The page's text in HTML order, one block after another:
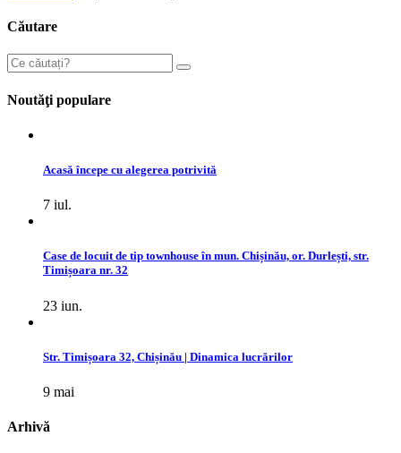
Căutare
Noutăţi populare
Acasă începe cu alegerea potrivită
7 iul.
Case de locuit de tip townhouse în mun. Chișinău, or. Durlești, str.
Timișoara nr. 32
23 iun.
Str. Timișoara 32, Chișinău | Dinamica lucrărilor
9 mai
Arhivă